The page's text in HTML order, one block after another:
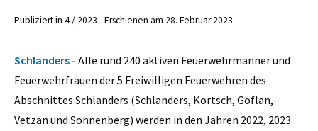
Publiziert in 4 / 2023 - Erschienen am 28. Februar 2023
Schlanders - Alle rund 240 aktiven Feuerwehrmänner und
Feuerwehrfrauen der 5 Freiwilligen Feuerwehren des
Abschnittes Schlanders (Schlanders, Kortsch, Göflan,
Vetzan und Sonnenberg) werden in den Jahren 2022, 2023